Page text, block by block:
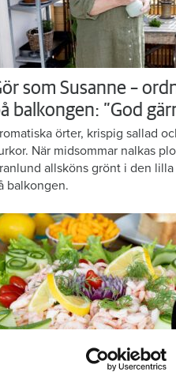
som Susanne –
balkongen: ”God
örter, krispig sallad
När midsommar nalkas
allsköns grönt i den
balkongen.